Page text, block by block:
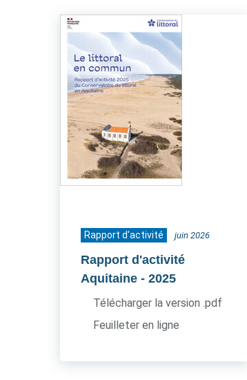
Rapport d'activité juin 2026
Rapport d'activité
Aquitaine - 2025
Télécharger la version .pdf
Feuilleter en ligne